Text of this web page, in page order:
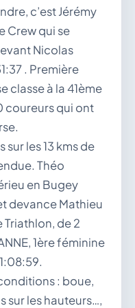
c’est Jérémy
Crew qui se
Nicolas
. Première
classe à la 41ème
coureurs qui ont
sur les 13 kms de
Théo
en Bugey
devance Mathieu
Triathlon, de 2
1ère féminine
: boue,
sur les hauteurs…,